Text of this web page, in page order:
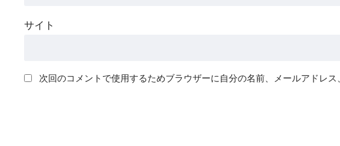
サイト
次回のコメントで使用するためブラウザーに自分の名前、メールアドレス